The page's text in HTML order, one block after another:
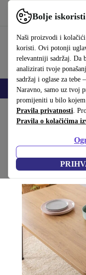
Bolje
Naši proizvodi i kolačići
koristi. Ovi potonji
relevantniji sadržaj. Da
analizirati tvoje
sadržaj i oglase za tebe
Naravno, samo uz tvoj
promijeniti u bilo kojem
Pravila privatnosti.
Pravila o kolačićima
Koristi refurbed brzo i
Mobiteli Prijenosna
Početna stranica Proizvodi
blagovaonski
Smeđa
(Prikupljanje